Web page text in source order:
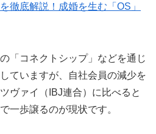
徹底解説！成婚を生む「OS」
「コネクトシップ」などを通じ
ていますが、自社会員の減少を
ヴァイ（IBJ連合）に比べると
一歩譲るのが現状です。